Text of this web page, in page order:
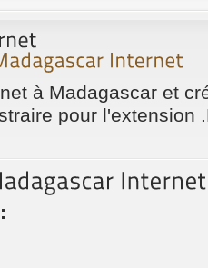
à Madagascar et
pour l'extension